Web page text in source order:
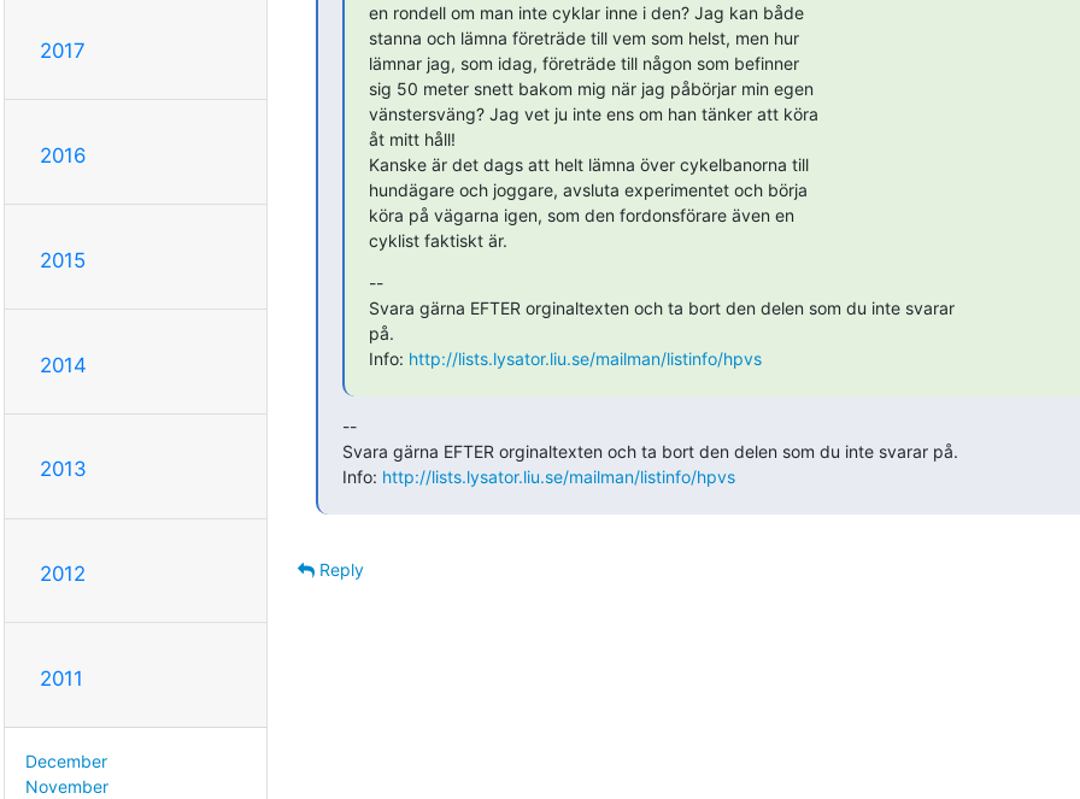
2017
2016
2015
2014
2013
2012
2011
December
November
en rondell om man inte cyklar inne i den? Jag kan både
stanna och lämna företräde till vem som helst, men hur
lämnar jag, som idag, företräde till någon som befinner
sig 50 meter snett bakom mig när jag påbörjar min egen
vänstersväng? Jag vet ju inte ens om han tänker att köra
åt mitt håll!
Kanske är det dags att helt lämna över cykelbanorna till
hundägare och joggare, avsluta experimentet och börja
köra på vägarna igen, som den fordonsförare även en
cyklist faktiskt är.
--
Svara gärna EFTER orginaltexten och ta bort den delen som du inte svarar
på.
Info: http://lists.lysator.liu.se/mailman/listinfo/hpvs
--
Svara gärna EFTER orginaltexten och ta bort den delen som du inte svarar på.
Info: http://lists.lysator.liu.se/mailman/listinfo/hpvs
Reply